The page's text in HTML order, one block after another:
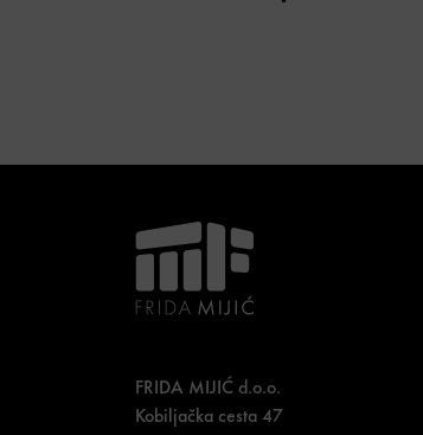
FRIDA MIJIĆ d.o.o.
Kobiljačka cesta 47